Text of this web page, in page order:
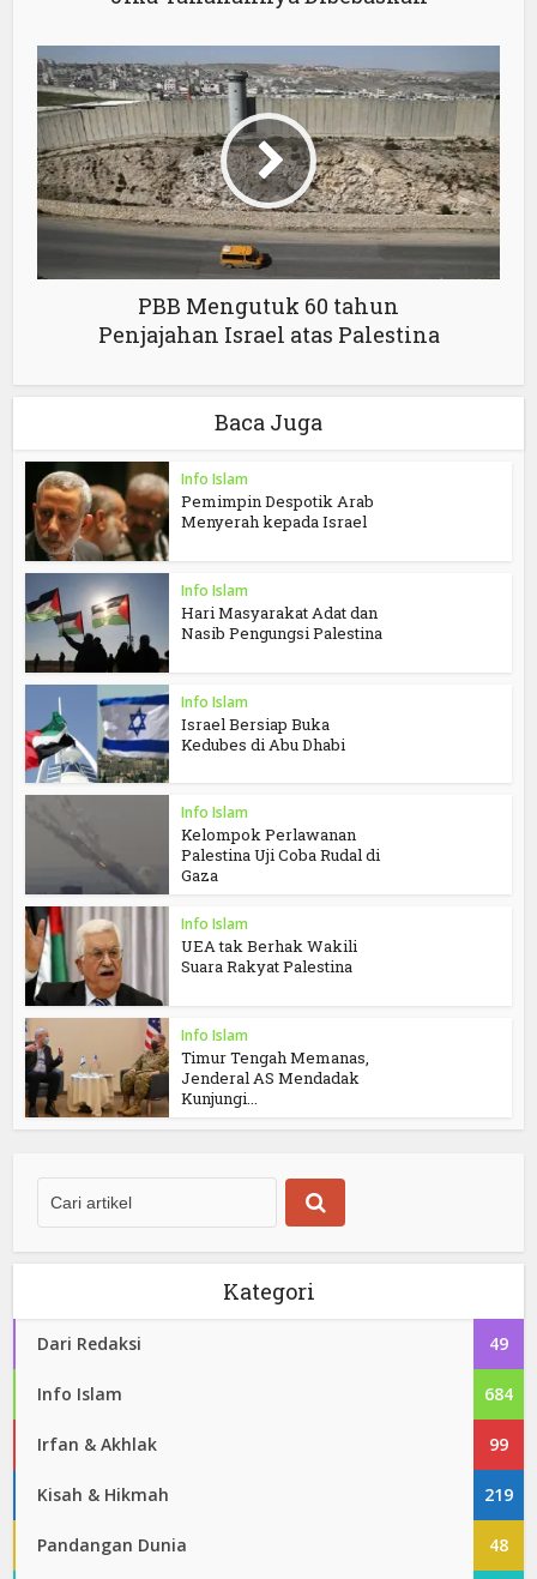
PBB Mengutuk 60 tahun
Penjajahan Israel atas Palestina
Baca Juga
Info Islam
Pemimpin Despotik Arab
Menyerah kepada Israel
Info Islam
Hari Masyarakat Adat dan
Nasib Pengungsi Palestina
Info Islam
Israel Bersiap Buka
Kedubes di Abu Dhabi
Info Islam
Kelompok Perlawanan
Palestina Uji Coba Rudal di
Gaza
Info Islam
UEA tak Berhak Wakili
Suara Rakyat Palestina
Info Islam
Timur Tengah Memanas,
Jenderal AS Mendadak
Kunjungi...
Kategori
Dari Redaksi 49
Info Islam 684
Irfan & Akhlak 99
Kisah & Hikmah 219
Pandangan Dunia 48